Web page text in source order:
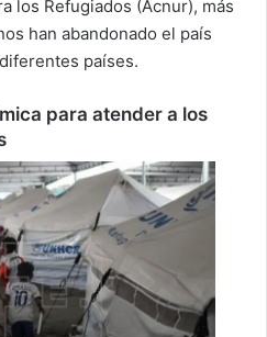
los Refugiados (Acnur), más
han abandonado el país
países.
para atender a los